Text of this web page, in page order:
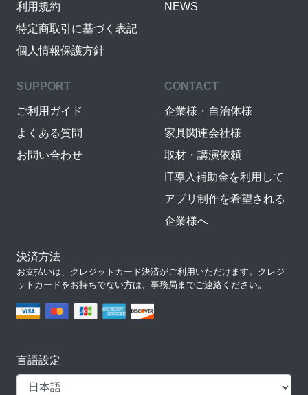
利用規約
特定商取引に基づく表記
個人情報保護方針
NEWS
SUPPORT
ご利用ガイド
よくある質問
お問い合わせ
CONTACT
企業様・自治体様
家具関連会社様
取材・講演依頼
IT導入補助金を利用して
アプリ制作を希望される
企業様へ
決済方法
お支払いは、クレジットカード決済がご利用いただけます。クレジ
ットカードをお持ちでない方は、事務局までご連絡ください。
言語設定